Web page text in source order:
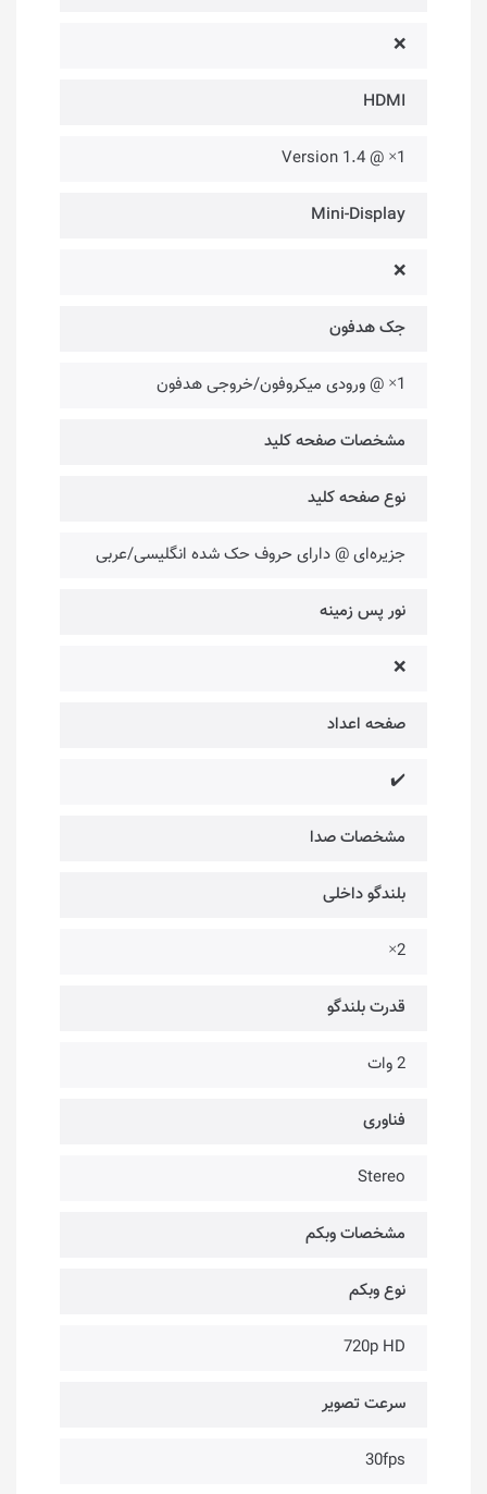
❌
HDMI
1× @ Version 1.4
Mini-Display
❌
جک هدفون
1× @ ورودی میکروفون/خروجی هدفون
مشخصات صفحه کلید
نوع صفحه کلید
جزیره‌ای @ دارای حروف حک شده انگلیسی/عربی
نور پس زمینه
❌
صفحه اعداد
✔️
مشخصات صدا
بلندگو داخلی
2×
قدرت بلندگو
2 وات
فناوری‌
Stereo
مشخصات وبکم
نوع وبکم
720p HD
سرعت تصویر
30fps